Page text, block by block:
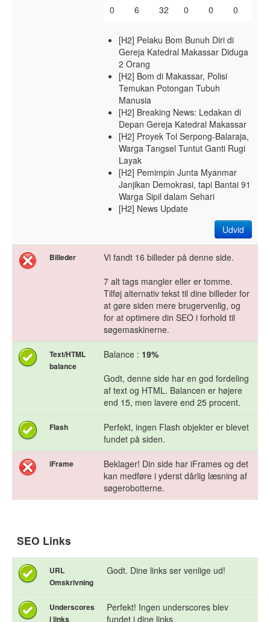
0 6 32 0 0 0
[H2] Pelaku Bom Bunuh Diri di
Gereja Katedral Makassar Diduga
2 Orang
[H2] Bom di Makassar, Polisi
Temukan Potongan Tubuh
Manusia
[H2] Breaking News: Ledakan di
Depan Gereja Katedral Makassar
[H2] Proyek Tol Serpong-Balaraja,
Warga Tangsel Tuntut Ganti Rugi
Layak
[H2] Pemimpin Junta Myanmar
Janjikan Demokrasi, tapi Bantai 91
Warga Sipil dalam Sehari
[H2] News Update
Udvid
Billeder
Vi fandt 16 billeder på denne side.
7 alt tags mangler eller er tomme.
Tilføj alternativ tekst til dine billeder for
at gøre siden mere brugervenlig, og
for at optimere din SEO i forhold til
søgemaskinerne.
Text/HTML
balance
Balance : 19%
Godt, denne side har en god fordeling
af text og HTML. Balancen er højere
end 15, men lavere end 25 procent.
Flash
Perfekt, ingen Flash objekter er blevet
fundet på siden.
iFrame
Beklager! Din side har iFrames og det
kan medføre i yderst dårlig læsning af
søgerobotterne.
SEO Links
URL
Omskrivning
Godt. Dine links ser venlige ud!
Underscores
i links
Perfekt! Ingen underscores blev
fundet i dine links